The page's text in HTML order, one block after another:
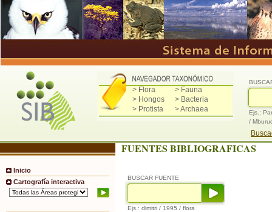
> Flora
> Fauna
> Hongos
> Bacteria
> Protista
> Archaea
Ejs.:
/
Inicio
Cartografía interactiva
FUENTES BIBLIOGRAFICAS
BUSCAR FUENTE
Ejs.: dimitri / 1995 / flora